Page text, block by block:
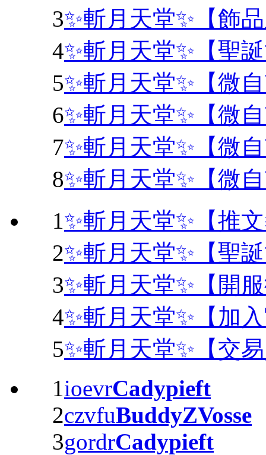
3✨斬月天堂✨【飾
4✨斬月天堂✨【聖
5✨斬月天堂✨【微
6✨斬月天堂✨【微
7✨斬月天堂✨【微
8✨斬月天堂✨【微
1✨斬月天堂✨【推
2✨斬月天堂✨【聖
3✨斬月天堂✨【開
4✨斬月天堂✨【加
5✨斬月天堂✨【交
1ioevrCadypieft
2czvfuBuddyZVosse
3gordrCadypieft